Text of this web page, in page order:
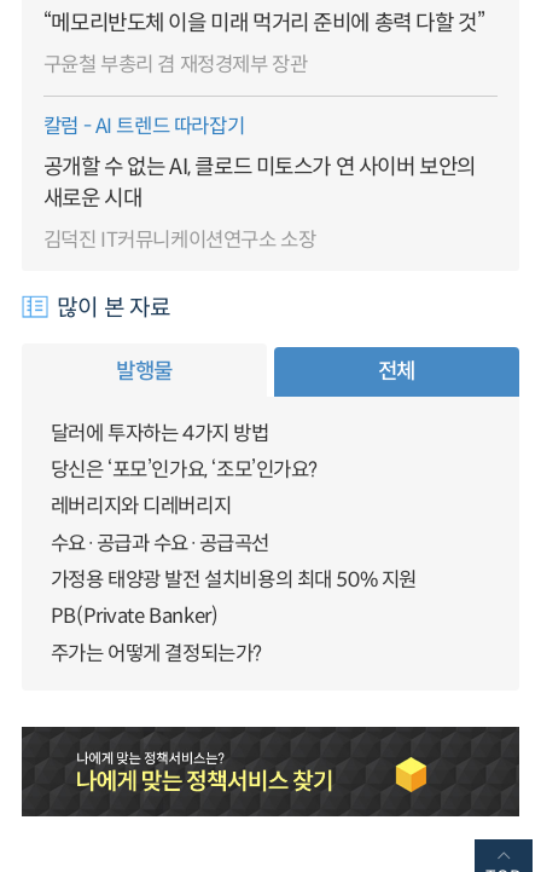
“메모리반도체 이을 미래 먹거리 준비에 총력 다할 것”
구윤철 부총리 겸 재정경제부 장관
칼럼 - AI 트렌드 따라잡기
공개할 수 없는 AI, 클로드 미토스가 연 사이버 보안의
새로운 시대
김덕진 IT커뮤니케이션연구소 소장
많이 본 자료
발행물 전체
달러에 투자하는 4가지 방법
당신은 ‘포모’인가요, ‘조모’인가요?
레버리지와 디레버리지
수요·공급과 수요·공급곡선
가정용 태양광 발전 설치비용의 최대 50% 지원
PB(Private Banker)
주가는 어떻게 결정되는가?